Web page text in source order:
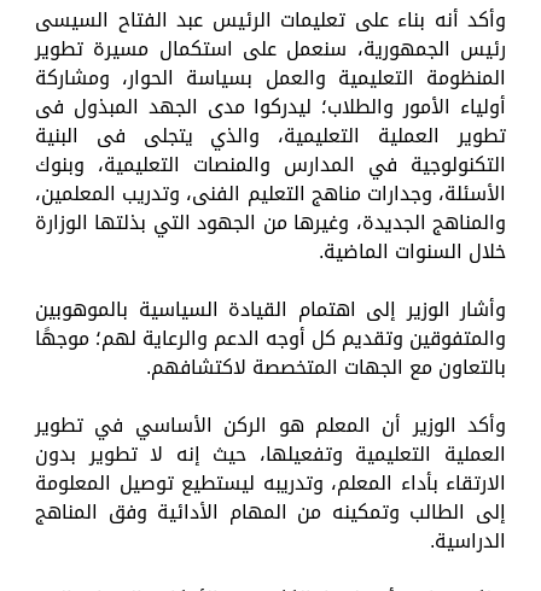
وأكد أنه بناء على تعليمات الرئيس عبد الفتاح السيسى
رئيس الجمهورية، سنعمل على استكمال مسيرة تطوير
المنظومة التعليمية والعمل بسياسة الحوار، ومشاركة
أولياء الأمور والطلاب؛ ليدركوا مدى الجهد المبذول فى
تطوير العملية التعليمية، والذي يتجلى فى البنية
التكنولوجية في المدارس والمنصات التعليمية، وبنوك
الأسئلة، وجدارات مناهج التعليم الفنى، وتدريب المعلمين،
والمناهج الجديدة، وغيرها من الجهود التي بذلتها الوزارة
خلال السنوات الماضية.
وأشار الوزير إلى اهتمام القيادة السياسية بالموهوبين
والمتفوقين وتقديم كل أوجه الدعم والرعاية لهم؛ موجهًا
بالتعاون مع الجهات المتخصصة لاكتشافهم.
وأكد الوزير أن المعلم هو الركن الأساسي في تطوير
العملية التعليمية وتفعيلها، حيث إنه لا تطوير بدون
الارتقاء بأداء المعلم، وتدريبه ليستطيع توصيل المعلومة
إلى الطالب وتمكينه من المهام الأدائية وفق المناهج
الدراسية.